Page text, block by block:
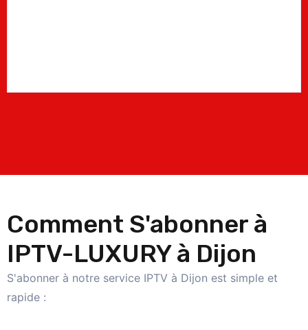
Comment S'abonner à
IPTV-LUXURY à Dijon
S'abonner à notre service IPTV à Dijon est simple et
rapide :